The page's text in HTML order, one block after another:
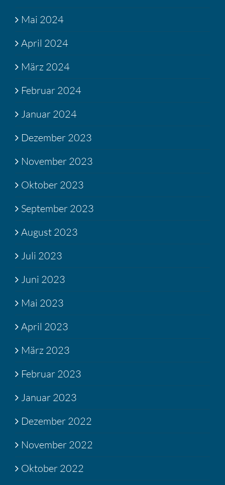
Mai 2024
April 2024
März 2024
Februar 2024
Januar 2024
Dezember 2023
November 2023
Oktober 2023
September 2023
August 2023
Juli 2023
Juni 2023
Mai 2023
April 2023
März 2023
Februar 2023
Januar 2023
Dezember 2022
November 2022
Oktober 2022